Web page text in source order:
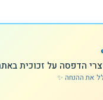
הדפסה על זכוכית
את ההנחה ✨